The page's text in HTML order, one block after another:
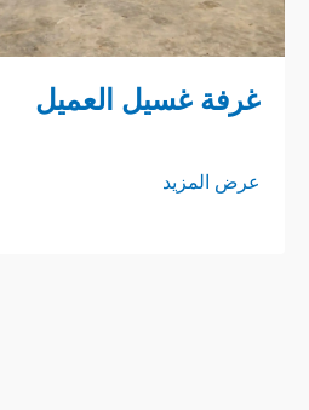
غرفة غسيل العميل
عرض المزيد